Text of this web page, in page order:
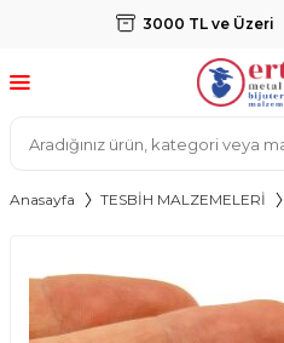
3000 TL ve Üzeri
Anasayfa TESBİH MALZEMELERİ